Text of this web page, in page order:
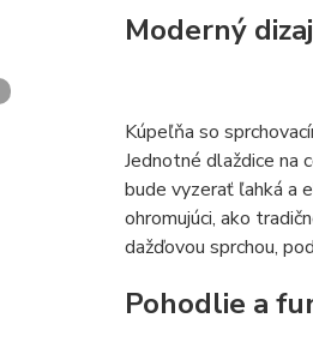
Moderný
Kúpeľňa so
Jednotné dlaždice na
bude vyzerať ľahká a
ohromujúci, ako
dažďovou sprchou,
Pohodlie a